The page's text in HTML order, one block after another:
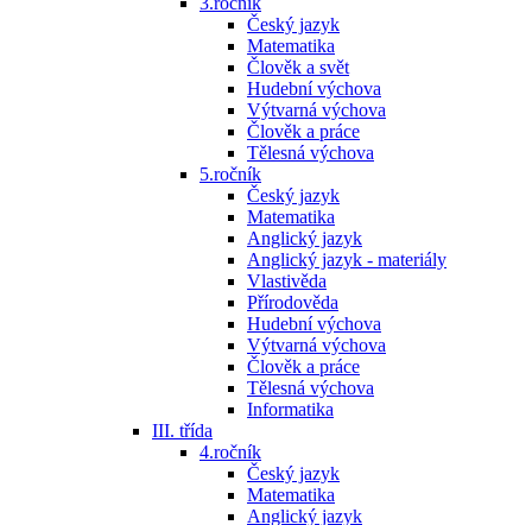
Český jazyk
Matematika
Člověk a svět
Hudební výchova
Výtvarná výchova
Člověk a práce
Tělesná výchova
5.ročník
Český jazyk
Matematika
Anglický jazyk
Anglický jazyk - materiály
Vlastivěda
Přírodověda
Hudební výchova
Výtvarná výchova
Člověk a práce
Tělesná výchova
Informatika
III. třída
4.ročník
Český jazyk
Matematika
Anglický jazyk